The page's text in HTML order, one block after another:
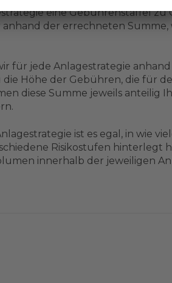
eine Gebührenstaffel zu
der errechneten
für jede Anlagestrategie
Höhe der Gebühren, die für
diese Summe jeweils anteilig
ist es egal, in wie
Risikostufen hinterlegt
innerhalb der jeweiligen